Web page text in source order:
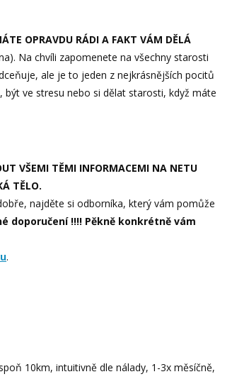
OPRAVDU RÁDI A FAKT VÁM DĚLÁ
Na chvíli zapomenete na všechny starosti
ale je to jeden z nejkrásnějších pocitů
ve stresu nebo si dělat starosti, když máte
VŠEMI TĚMI INFORMACEMI NA NETU
TĚLO.
najděte si odborníka, který vám pomůže
doporučení !!!! Pěkně konkrétně vám
.
10km, intuitivně dle nálady, 1-3x měsíčně,